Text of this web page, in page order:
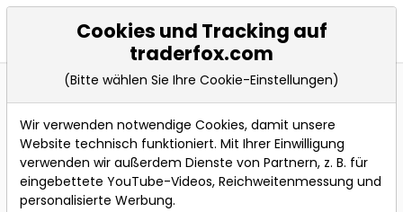
Events
Bevorstehende Webinare Alle Aufzeichnungen
Über neue Webinare per
Telegram oder Email
informieren lassen.
Webinare-Alert
Cookies und Tracking auf
traderfox.com
(Bitte wählen Sie Ihre Cookie-Einstellungen)
Wir verwenden notwendige Cookies, damit unsere
Website technisch funktioniert. Mit Ihrer Einwilligung
verwenden wir außerdem Dienste von Partnern, z. B. für
eingebettete YouTube-Videos, Reichweitenmessung und
personalisierte Werbung.